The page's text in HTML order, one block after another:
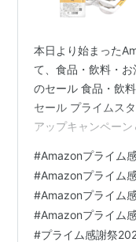
本日より始まった
て、食品・飲料・
のセール 食品・飲
セール プライムス
アップキャンペー
料【10/10まで】
ランも最大4か月無
最大2か月無料【
月無料【10/10まで
#Amazonプライム
#Amazonプライム
#Amazonプライム
#Amazonプライム
#プライム感謝祭